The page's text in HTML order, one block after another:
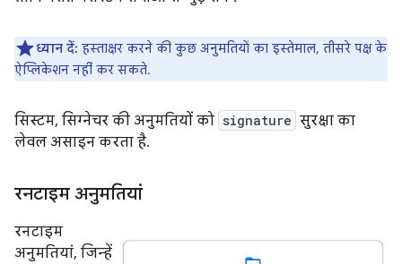
ध्यान दें: हस्ताक्षर करने की कुछ अनुमतियों का इस्तेमाल, तीसरे पक्ष के
ऐप्लिकेशन नहीं कर सकते.
सिस्टम, सिग्नेचर की अनुमतियों को signature सुरक्षा का
लेवल असाइन करता है.
रनटाइम अनुमतियां
रनटाइम
अनुमतियां, जिन्हें